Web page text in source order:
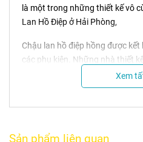
là một trong những thiết kế vô
Lan Hồ Điệp ở Hải Phòng,
Chậu lan hồ điệp hồng được
các phụ kiện. Những nhà thiết
hoa đẹp nhất, mập mạp và
dày vừa phải. Cây đang ở độ
Nếu bạn được mời đến dự tân
Xem
Sản phẩm liên quan